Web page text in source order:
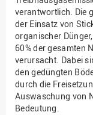
verantwortlich. Die
der Einsatz von
organischer
60% der gesamten
verursacht. Dabei
den gedüngten
durch die
Auswaschung von
Bedeutung.